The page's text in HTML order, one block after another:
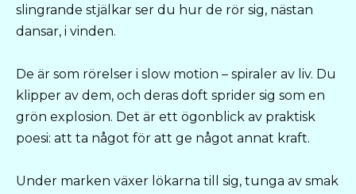
slingrande stjälkar ser du hur de rör sig, nästan
dansar, i vinden.
De är som rörelser i slow motion – spiraler av liv. Du
klipper av dem, och deras doft sprider sig som en
grön explosion. Det är ett ögonblick av praktisk
poesi: att ta något för att ge något annat kraft.
Under marken växer lökarna till sig, tunga av smak